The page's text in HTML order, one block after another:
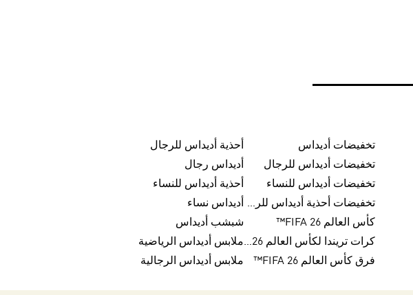
تخفيضات أديداس
أحذية أديداس للرجال
تخفيضات أديداس للرجال
أديداس رجال
تخفيضات أديداس للنساء
أحذية أديداس للنساء
تخفيضات أحذية أديداس للرجال
أديداس نساء
كأس العالم FIFA 26™
شبشب أديداس
كرات تريندا لكأس العالم FIFA 26™ملابس أديداس الرياضية
فرق كأس العالم FIFA 26™ ملابس أديداس الرجالية